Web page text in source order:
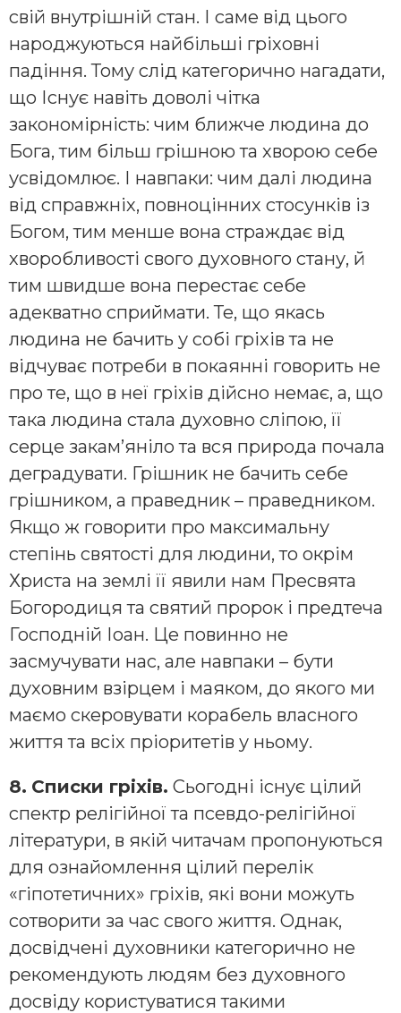
свій внутрішній стан. І саме від цього
народжуються найбільші гріховні
падіння. Тому слід категорично нагадати,
що Існує навіть доволі чітка
закономірність: чим ближче людина до
Бога, тим більш грішною та хворою себе
усвідомлює. І навпаки: чим далі людина
від справжніх, повноцінних стосунків із
Богом, тим менше вона страждає від
хворобливості свого духовного стану, й
тим швидше вона перестає себе
адекватно сприймати. Те, що якась
людина не бачить у собі гріхів та не
відчуває потреби в покаянні говорить не
про те, що в неї гріхів дійсно немає, а, що
така людина стала духовно сліпою, її
серце закам’яніло та вся природа почала
деградувати. Грішник не бачить себе
грішником, а праведник – праведником.
Якщо ж говорити про максимальну
степінь святості для людини, то окрім
Христа на землі її явили нам Пресвята
Богородиця та святий пророк і предтеча
Господній Іоан. Це повинно не
засмучувати нас, але навпаки – бути
духовним взірцем і маяком, до якого ми
маємо скеровувати корабель власного
життя та всіх пріоритетів у ньому.
8. Списки гріхів. Сьогодні існує цілий
спектр релігійної та псевдо-релігійної
літератури, в якій читачам пропонуються
для ознайомлення цілий перелік
«гіпотетичних» гріхів, які вони можуть
сотворити за час свого життя. Однак,
досвідчені духовники категорично не
рекомендують людям без духовного
досвіду користуватися такими